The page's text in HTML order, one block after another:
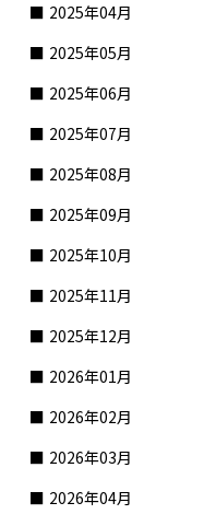
2025年04月
2025年05月
2025年06月
2025年07月
2025年08月
2025年09月
2025年10月
2025年11月
2025年12月
2026年01月
2026年02月
2026年03月
2026年04月